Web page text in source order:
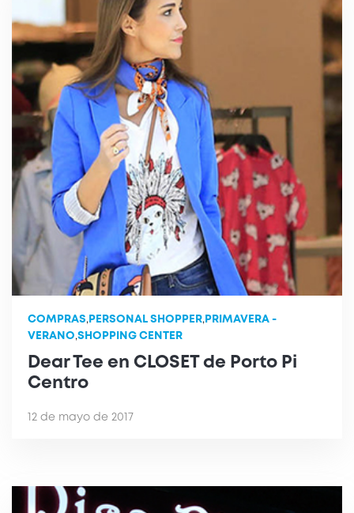
COMPRAS, PERSONAL SHOPPER, PRIMAVERA -
VERANO,SHOPPING CENTER
Dear Tee en CLOSET de Porto Pi
Centro
12 de mayo de 2017